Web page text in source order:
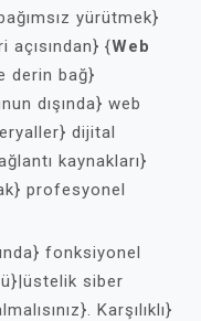
yürütmek}
{Web
derin bağ}
dışında} web
dijital
kaynakları}
profesyonel
fonksiyonel
siber
Karşılıklı}